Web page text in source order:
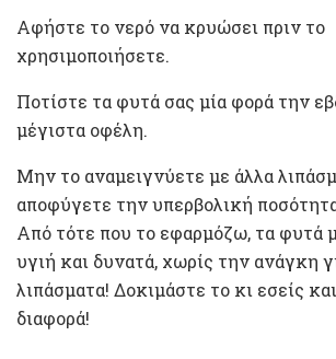
Αφήστε το νερό να κρυώσει πριν το
χρησιμοποιήσετε.
Ποτίστε τα φυτά σας μία φορά την
μέγιστα οφέλη.
Μην το αναμειγνύετε με άλλα
αποφύγετε την υπερβολική
Από τότε που το εφαρμόζω, τα φυτά
υγιή και δυνατά, χωρίς την ανάγκη
λιπάσματα! Δοκιμάστε το κι εσείς
διαφορά!